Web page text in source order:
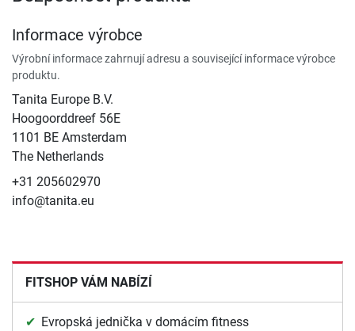
Informace výrobce
Výrobní informace zahrnují adresu a související informace výrobce
produktu.
Tanita Europe B.V.
Hoogoorddreef 56E
1101 BE Amsterdam
The Netherlands
+31 205602970
info@tanita.eu
FITSHOP VÁM NABÍZÍ
Evropská jednička v domácím fitness